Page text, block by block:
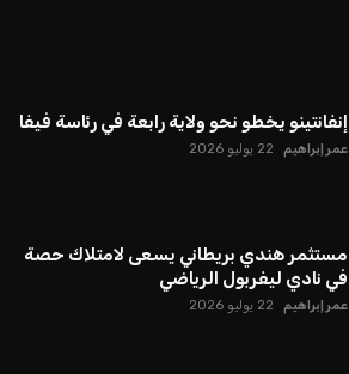
إنفانتينو يخطو نحو ولاية رابعة في رئاسة فيفا
عمر إبراهيم 22 يوليو 2026
مستثمر هندي بريطاني يسعى لامتلاك حصة
في نادي ليفربول الرياضي
عمر إبراهيم 22 يوليو 2026